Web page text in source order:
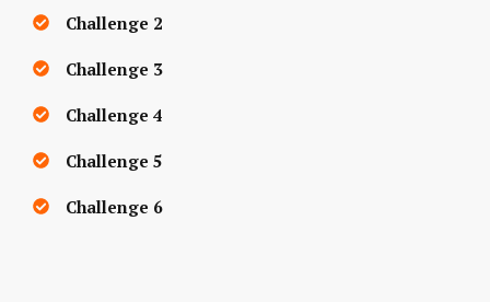
Challenge 2
Challenge 3
Challenge 4
Challenge 5
Challenge 6